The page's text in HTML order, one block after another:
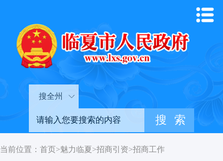
搜全州
当前位置： 首页>魅力临夏>招商引资>招商工作